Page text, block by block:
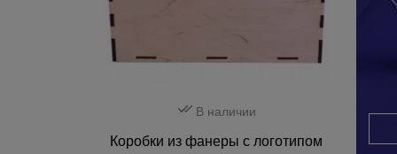
В наличии
Коробки из фанеры с логотипом